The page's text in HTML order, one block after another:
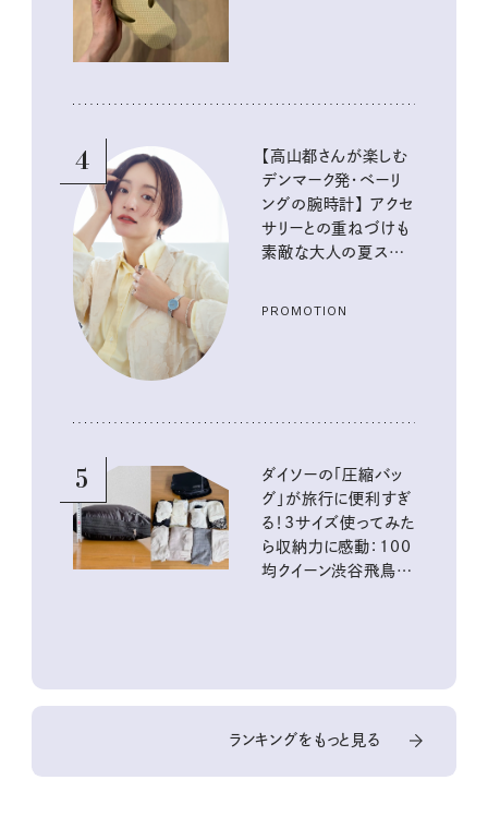
4
【高山都さんが楽しむ
デンマーク発・ベーリ
ングの腕時計】 アクセ
サリーとの重ねづけも
素敵な大人の夏スタイ
PROMOTION
5
ダイソーの「圧縮バッ
グ」が旅行に便利すぎ
る！3サイズ使ってみた
ら収納力に感動：100
均クイーン渋谷飛鳥の
ランキングをもっと見る